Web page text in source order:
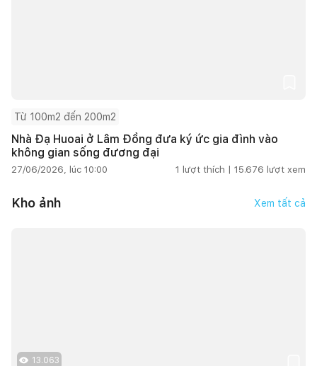
Từ 100m2 đến 200m2
Nhà Đạ Huoai ở Lâm Đồng đưa ký ức gia đình vào
không gian sống đương đại
27/06/2026, lúc 10:00 1 lượt thích | 15.676 lượt xem
Kho ảnh Xem tất cả
13.063